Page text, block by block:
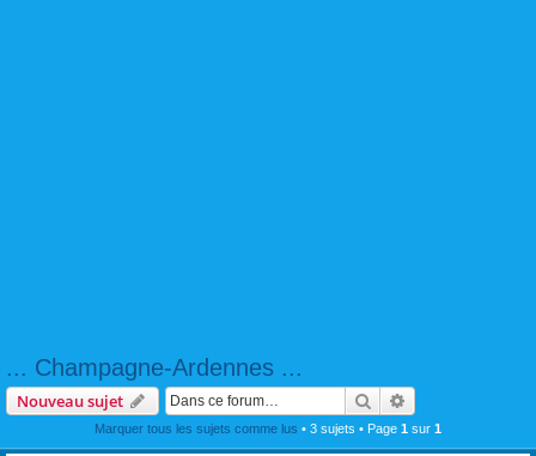
... Champagne-Ardennes ...
Nouveau sujet Rechercher
Marquer tous les sujets comme lus • 3 sujets • Page 1 sur 1